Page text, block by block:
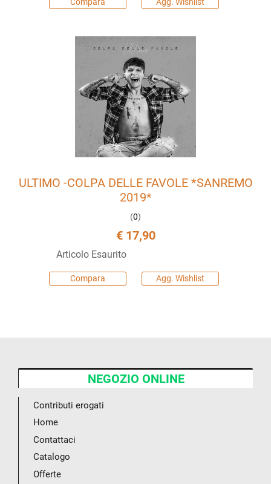
Compara Agg. Wishlist
ULTIMO -COLPA DELLE FAVOLE *SANREMO
2019*
(0)
€ 17,90
Articolo Esaurito
Compara Agg. Wishlist
NEGOZIO ONLINE
Contributi erogati
Home
Contattaci
Catalogo
Offerte